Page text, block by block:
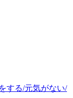
する/元気がない/